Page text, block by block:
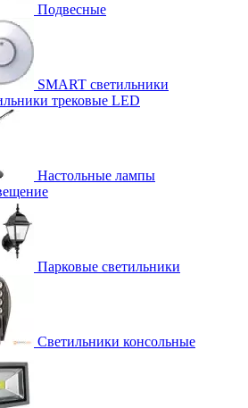
Подвесные
SMART светильники
трековые LED
Настольные лампы
Парковые светильники
Светильники консольные